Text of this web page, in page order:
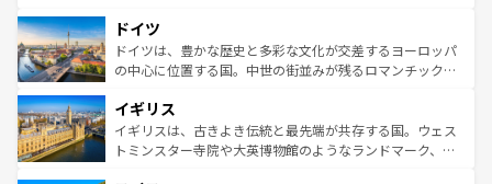
せる。地方によって風土や気候が異なるスペインはその個
性で訪れる人を魅了する。 なお、新着のスペイン情報は コ
ンテンツ一覧を参照してほしい。
で、幅広い魅力が詰まっている。華麗な宮殿、歴史的な大
聖堂、美しいビーチ、そして豊かな自然が、訪れる者を心
から魅了する。また、フランスは美食の国としても知ら
いる。シャンパンの発祥地であるランス、プロヴァンスの
香り高いラベンダー畑など、多彩な楽しみ方が可能だ。さ
らに、パリ以外の地域にも魅力が溢れており、どの街角に
ドイツ
ドイツは、豊かな歴史と多彩な文化が交差するヨーロッパ
の中心に位置する国。中世の街並みが残るロマンチック街
顔を持つこの国は、どこを歩いても飽きることがない。ベ
ルリンの文化的活気、バイエルン州のアルプスの絶景、そ
してライン川沿いのワイン畑といった風景は必見。ビール
イギリス
イギリスは、古きよき伝統と最先端が共存する国。ウェス
トミンスター寺院や大英博物館のようなランドマーク、歴